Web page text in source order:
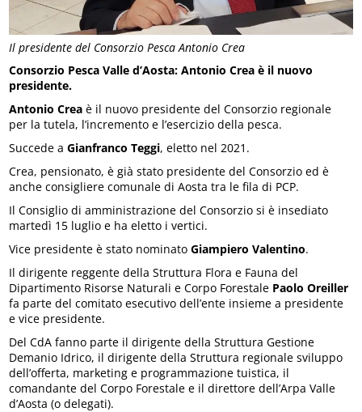
Il presidente del Consorzio Pesca Antonio Crea
Consorzio Pesca Valle d’Aosta: Antonio Crea è il nuovo
presidente.
Antonio Crea è il nuovo presidente del Consorzio regionale
per la tutela, l’incremento e l’esercizio della pesca.
Succede aGianfranco Teggi, eletto nel 2021.
Crea, pensionato, è già stato presidente del Consorzio ed è
anche consigliere comunale di Aosta tra le fila di PCP.
Il Consiglio di amministrazione del Consorzio si è insediato
martedì 15 luglio e ha eletto i vertici.
Vice presidente è stato nominato Giampiero Valentino.
Il dirigente reggente della Struttura Flora e Fauna del
Dipartimento Risorse Naturali e Corpo Forestale Paolo Oreiller
fa parte del comitato esecutivo dell’ente insieme a presidente
e vice presidente.
Del CdA fanno parte il dirigente della Struttura Gestione
Demanio Idrico, il dirigente della Struttura regionale sviluppo
dell’offerta, marketing e programmazione tuistica, il
comandante del Corpo Forestale e il direttore dell’Arpa Valle
d’Aosta (o delegati).